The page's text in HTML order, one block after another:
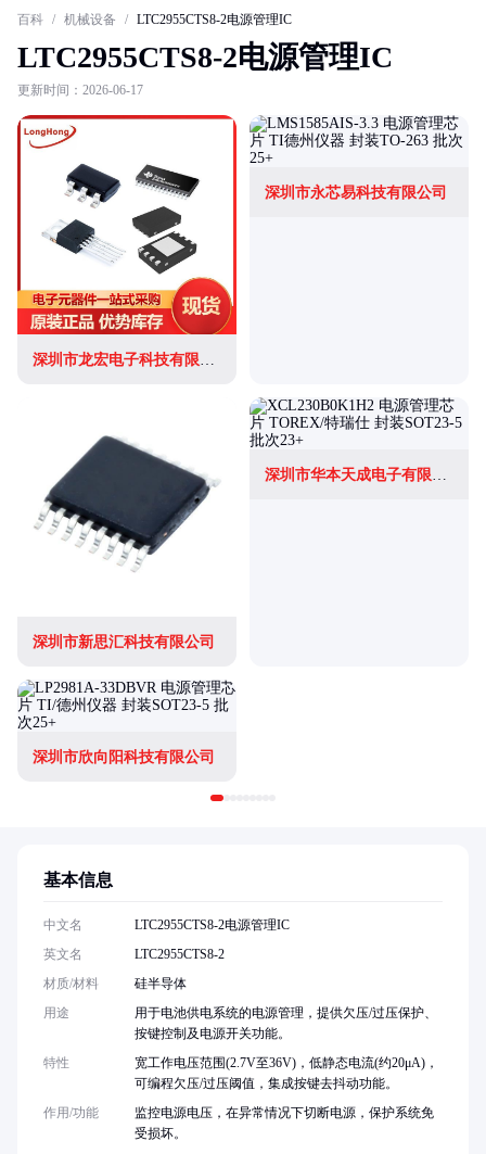
百科 / 机械设备 / LTC2955CTS8-2电源管理IC
LTC2955CTS8-2电源管理IC
更新时间：2026-06-17
深圳市龙宏电子科技有限公司
深圳市永芯易科技有限公司
深圳市新思汇科技有限公司
深圳市华本天成电子有限公司
深圳市欣向阳科技有限公司
基本信息
中文名
LTC2955CTS8-2电源管理IC
英文名
LTC2955CTS8-2
材质/材料
硅半导体
用途
用于电池供电系统的电源管理，提供欠压/过压保护、
按键控制及电源开关功能。
特性
宽工作电压范围(2.7V至36V)，低静态电流(约20μA)，
可编程欠压/过压阈值，集成按键去抖动功能。
作用/功能
监控电源电压，在异常情况下切断电源，保护系统免
受损坏。